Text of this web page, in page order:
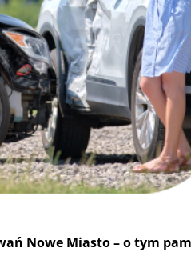
Nowe Miasto – o tym